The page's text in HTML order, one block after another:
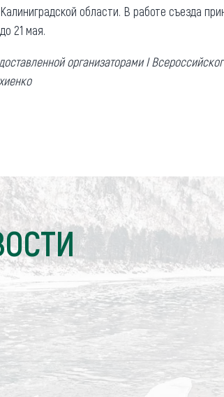
области. В работе съезда
21 мая.
организаторами I